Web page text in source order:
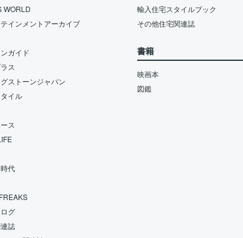
WORLD
インメントアーカイブ
ガイド
ス
ストーンジャパン
イル
ス
代
グ
誌
輸入住宅スタイルブック
その他住宅関連誌
書籍
映画本
図鑑